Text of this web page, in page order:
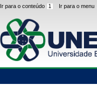
Ir para o conteúdo 1 Ir para o menu